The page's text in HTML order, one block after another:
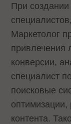
При
Маркетолог
привлечения
конверсии,
специалист
поисковые
оптимизации,
контента.